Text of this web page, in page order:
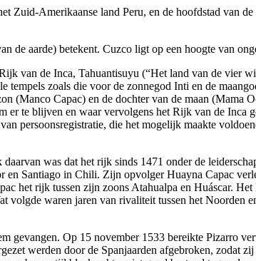
Zuid-Amerikaanse land Peru, en de hoofdstad van
de aarde) betekent. Cuzco ligt op een hoogte van
van de Inca, Tahuantisuyu (“Het land van de vier
tempels zoals die voor de zonnegod Inti en de
(Manco Capac) en de dochter van de maan (Mama
er te blijven en waar vervolgens het Rijk van de Inca
persoonsregistratie, die het mogelijk maakte
was dat het rijk sinds 1471 onder de
Santiago in Chili. Zijn opvolger Huayna Capac
het rijk tussen zijn zoons Atahualpa en Huáscar.
waren jaren van rivaliteit tussen het Noorden
gevangen. Op 15 november 1533 bereikte Pizarro
werden door de Spanjaarden afgebroken, zodat